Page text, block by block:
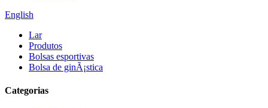
English
Lar
Produtos
Bolsas esportivas
Bolsa de ginÃ¡stica
Categorias